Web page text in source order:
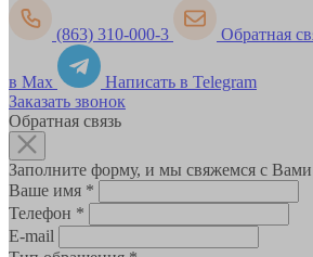
(863) 310-000-3 Обратная
в Max
Написать в Telegram
Заказать звонок
Обратная связь
Заполните форму, и мы свяжемся с
Ваше имя *
Телефон *
E-mail